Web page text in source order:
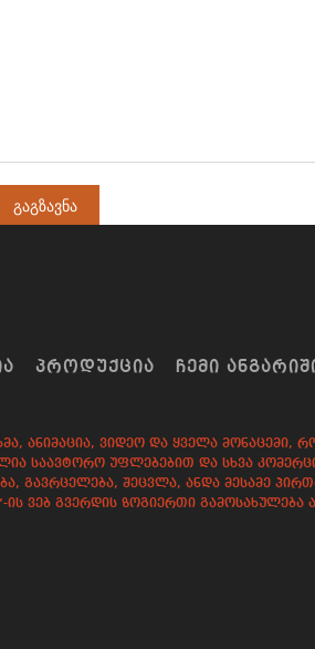
ᲞᲠᲝᲓᲣᲥᲪᲘᲐ ᲩᲔᲛᲘ
ანიმაცია, ვიდეო და ყველა მონაცემი,
საავტორო უფლებებით და სხვა
გავრცელება, შეცვლა, ანდა მესამე
ის ვებ გვერდის ზოგიერთი გამოსახულება